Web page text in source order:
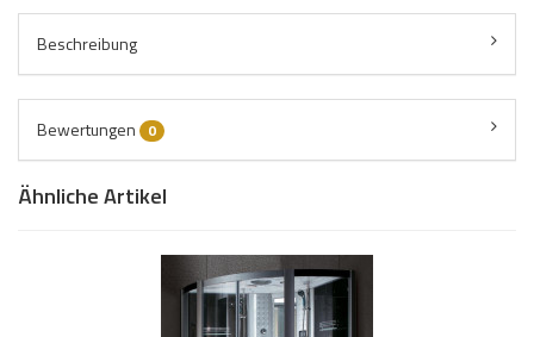
Beschreibung
Bewertungen 0
Ähnliche Artikel